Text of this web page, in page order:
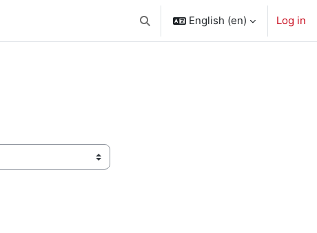
Toggle search input
English ‎(en)‎ Log in